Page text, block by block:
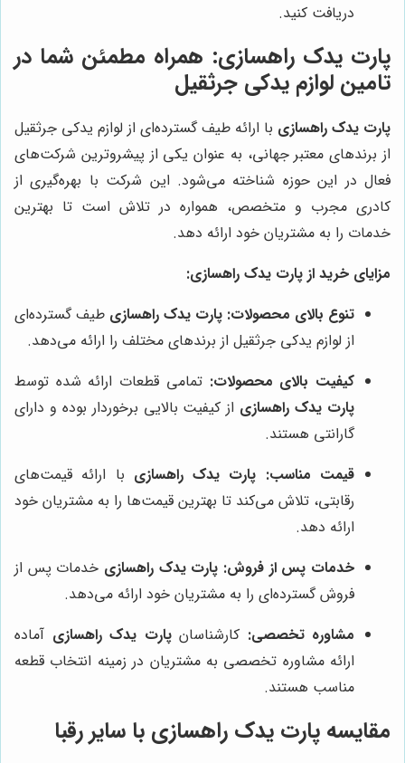
دریافت کنید.
پارت یدک راهسازی: همراه مطمئن شما در
تامین لوازم یدکی جرثقیل
پارت یدک راهسازی با ارائه طیف گسترده‌ای از لوازم یدکی جرثقیل
از برندهای معتبر جهانی، به عنوان یکی از پیشروترین شرکت‌های
فعال در این حوزه شناخته می‌شود. این شرکت با بهره‌گیری از
کادری مجرب و متخصص، همواره در تلاش است تا بهترین
خدمات را به مشتریان خود ارائه دهد.
مزایای خرید از پارت یدک راهسازی:
تنوع بالای محصولات: پارت یدک راهسازی طیف گسترده‌ای
از لوازم یدکی جرثقیل از برندهای مختلف را ارائه می‌دهد.
کیفیت بالای محصولات: تمامی قطعات ارائه شده توسط
پارت یدک راهسازی از کیفیت بالایی برخوردار بوده و دارای
گارانتی هستند.
قیمت مناسب: پارت یدک راهسازی با ارائه قیمت‌های
رقابتی، تلاش می‌کند تا بهترین قیمت‌ها را به مشتریان خود
ارائه دهد.
خدمات پس از فروش: پارت یدک راهسازی خدمات پس از
فروش گسترده‌ای را به مشتریان خود ارائه می‌دهد.
مشاوره تخصصی: کارشناسانپارت یدک راهسازی آماده
ارائه مشاوره تخصصی به مشتریان در زمینه انتخاب قطعه
مناسب هستند.
مقایسه پارت یدک راهسازی با سایر رقبا